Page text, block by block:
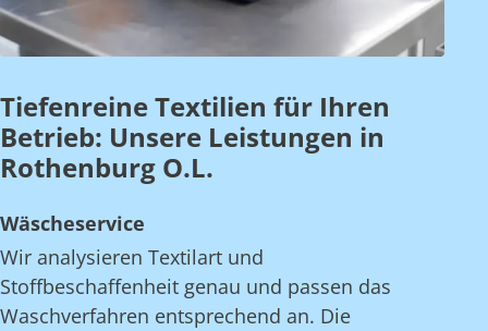
Tiefenreine Textilien für Ihren
Betrieb: Unsere Leistungen in
Rothenburg O.L.
Wäscheservice
Wir analysieren Textilart und
Stoffbeschaffenheit genau und passen das
Waschverfahren entsprechend an. Die